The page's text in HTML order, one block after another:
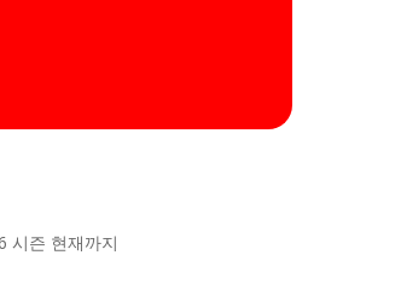
시즌 현재까지